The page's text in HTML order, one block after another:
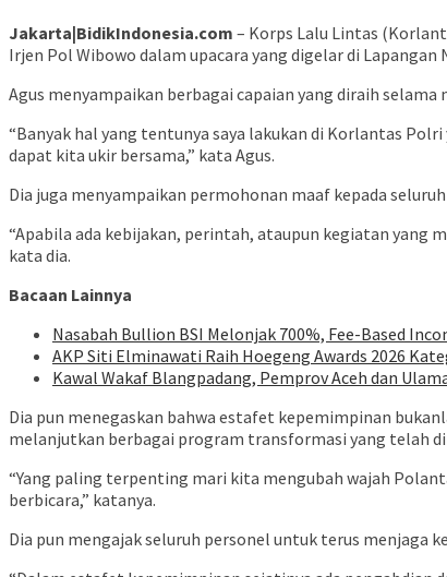
Jakarta|BidikIndonesia.com – Korps Lalu Lintas
Irjen Pol Wibowo dalam upacara yang digelar di Lapangan
Agus menyampaikan berbagai capaian yang diraih
“Banyak hal yang tentunya saya lakukan di Korlantas
dapat kita ukir bersama,” kata Agus.
Dia juga menyampaikan permohonan maaf kepada
“Apabila ada kebijakan, perintah, ataupun kegiatan yang
kata dia.
Bacaan Lainnya
Nasabah Bullion BSI Melonjak 700%, Fee-Based
AKP Siti Elminawati Raih Hoegeng Awards 2026
Kawal Wakaf Blangpadang, Pemprov Aceh dan
Dia pun menegaskan bahwa estafet kepemimpinan
melanjutkan berbagai program transformasi yang telah
“Yang paling terpenting mari kita mengubah wajah
berbicara,” katanya.
Dia pun mengajak seluruh personel untuk terus menjaga